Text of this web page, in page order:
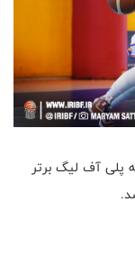
پلی آف لیگ برتر